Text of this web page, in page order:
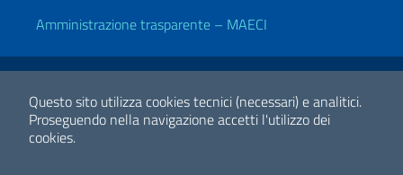
Questo sito utilizza cookies tecnici (necessari) e analitici.
Proseguendo nella navigazione accetti l'utilizzo dei
cookies.
Amministrazione trasparente – MAECI
Link Utili